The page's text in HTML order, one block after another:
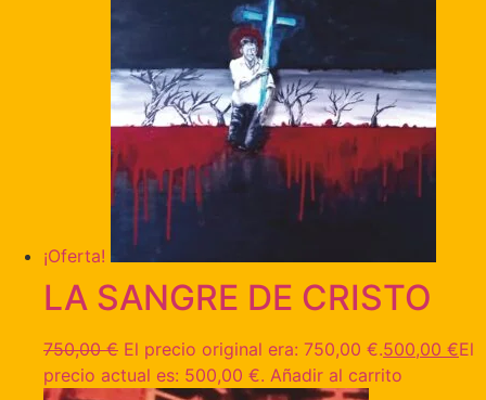
¡Oferta!
LA SANGRE DE CRISTO
750,00€ El precio original era: 750,00 €.500,00 €El
precio actual es: 500,00 €. Añadir al carrito